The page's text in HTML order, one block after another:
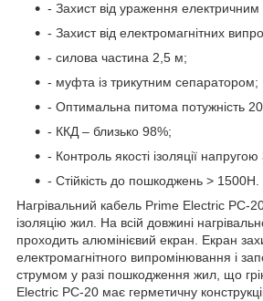
- Захист від ураження
- Захист від електромагнітних
- силова частина 2,5 м;
- муфта із трикутним сепаратором;
- Оптимальна питома потужність
- ККД – близько 98%;
- Контроль якості ізоляції
- Стійкість до пошкоджень > 1500H.
Нагрівальний кабель Prime Electric PC-
ізоляцію жил. На всій довжині
проходить алюмінієвий екран. Екран
електромагнітного випромінювання і
струмом у разі пошкодження жил, що
Electric PC-20 має герметичну